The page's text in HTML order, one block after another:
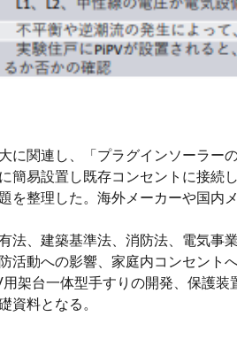
に関連し、「プラグインソーラー
簡易設置し既存コンセントに接
を整理した。海外メーカーや国内
法、建築基準法、消防法、電気
活動への影響、家庭内コンセント
架台一体型手すりの開発、保護
資料となる。